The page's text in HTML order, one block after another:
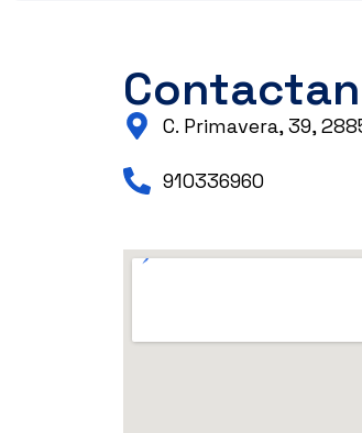
C. Primavera, 39,
910336960